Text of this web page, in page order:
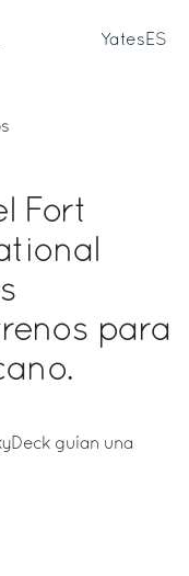
Yates ES
Fort
para
guían una